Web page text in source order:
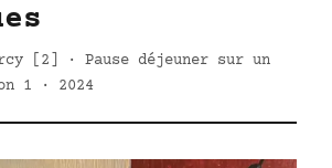
[2] · Pause déjeuner sur un
1 · 2024